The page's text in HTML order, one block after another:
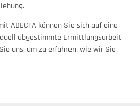
ADECTA können Sie sich auf eine
abgestimmte Ermittlungsarbeit
uns, um zu erfahren, wie wir Sie